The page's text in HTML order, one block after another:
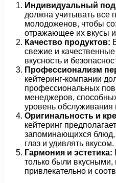
Индивидуальный
должна учитывать все
молодоженов, чтобы
отражающее их вкусы
Качество продуктов:
свежие и
вкусность и
Профессионализм
кейтеринг-компании
профессиональных
менеджеров,
уровень обслуживания
Оригинальность и
кейтеринг
запоминающихся блюд,
глаз и удивлять вкусом.
Гармония и эстетика:
только были вкусными,
привлекательно и